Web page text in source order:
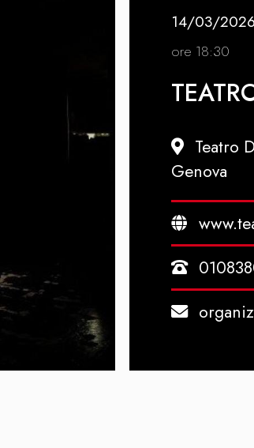
14/03/2026
ore 18:30
Teatro
Genova